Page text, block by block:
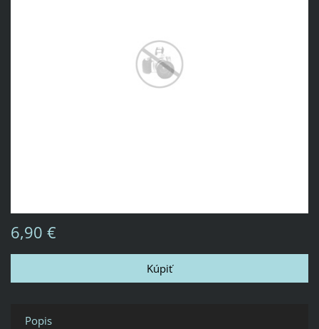
6,90 €
Popis